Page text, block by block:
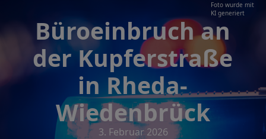
Foto wurde mit
KI generiert
Büroeinbruch an
der Kupferstraße
in Rheda-
Wiedenbrück
3. Februar 2026